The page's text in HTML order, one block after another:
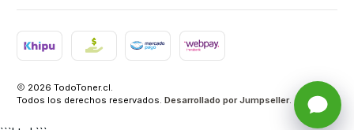
2026 TodoToner.cl.
Todos los derechos reservados. Desarrollado por Jumpseller.